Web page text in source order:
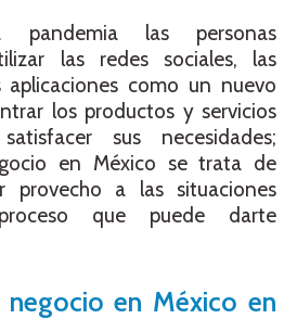
las personas
las redes sociales, las
como un nuevo
los productos y servicios
sus necesidades;
en México se trata de
provecho a las situaciones
que puede darte
negocio en México en